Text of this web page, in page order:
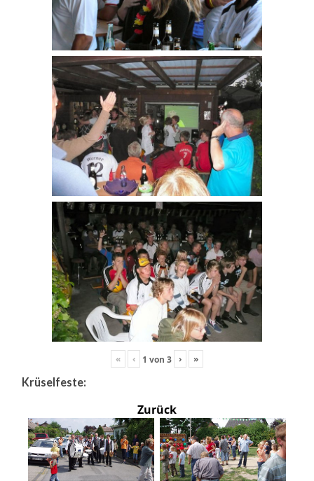
« ‹ 1 von 3 › »
Krüselfeste:
Zurück